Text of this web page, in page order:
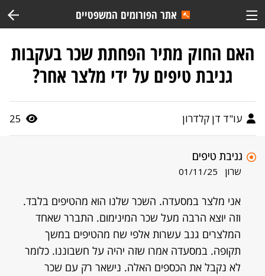
אתר הפורומים המשפטיים
האם החוק מתיר הפחתת שכר בעקבות
גניבת טיפים על ידי מלצר אחר?
עו"ד דן קלדרון 25
גניבת טיפים
שרון 01/11/25
אני מלצר במסעדה. השכר שלנו הוא מהטיפים בלבד.
וזה יוצא הרבה מעל שכר המינימום. התברר שאחד
המלצרים גנב עשרות אלפי שח מהטיפים במשך
תקופה. במסעדה אמרו שזה יהיה על חשבוננו. כלומר
לא נקבל את הכספים האלה. נישאר רק עם שכר